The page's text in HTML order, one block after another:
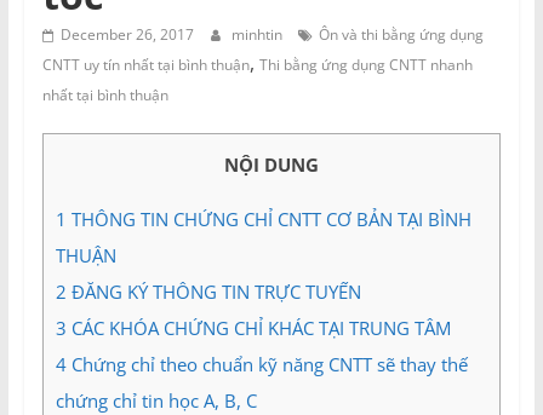
và
Tư
vấn
Miền
December 26, 2017 minhtin
Ôn và thi bằng ứng dụng
CNTT uy tín nhất tại bình thuận, Thi bằng ứng dụng CNTT nhanh
nhất tại bình thuận
NỘI DUNG
1 THÔNG TIN CHỨNG CHỈ CNTT CƠ BẢN TẠI BÌNH
THUẬN
2 ĐĂNG KÝ THÔNG TIN TRỰC TUYẾN
3 CÁC KHÓA CHỨNG CHỈ KHÁC TẠI TRUNG TÂM
4Chứng chỉ theo chuẩn kỹ năng CNTT sẽ thay thế
chứng chỉ tin học A, B, C